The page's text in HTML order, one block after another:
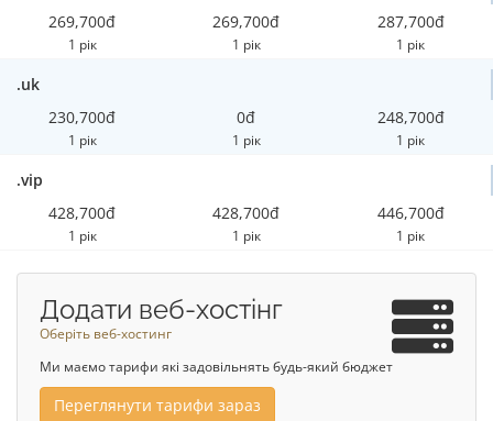
269,700đ
1 рік
269,700đ
1 рік
287,700đ
1 рік
.uk
230,700đ
1 рік
0đ
1 рік
248,700đ
1 рік
.vip
428,700đ
1 рік
428,700đ
1 рік
446,700đ
1 рік
Додати веб-хостінг
Оберіть веб-хостинг
Ми маємо тарифи які задовільнять будь-який бюджет
Переглянути тарифи зараз